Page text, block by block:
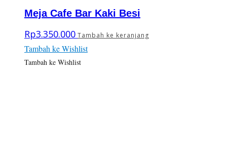
Meja Cafe Bar Kaki Besi
Rp3.350.000 Tambah ke keranjang
Tambah ke Wishlist
Tambah ke Wishlist